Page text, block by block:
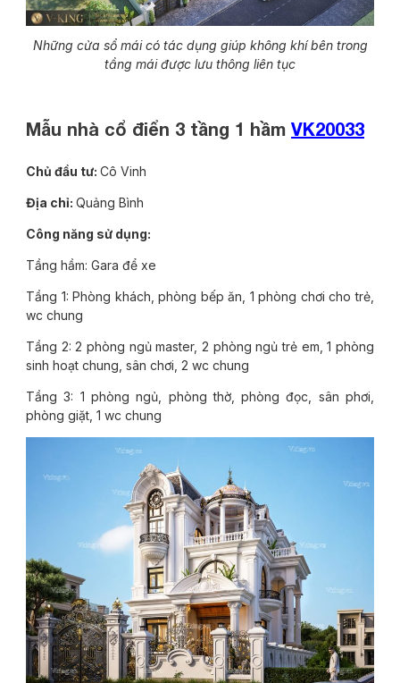
Những cửa sổ mái có tác dụng giúp không khí bên trong
tầng mái được lưu thông liên tục
Mẫu nhà cổ điển 3 tầng 1 hầm VK20033
Chủ đầu tư: Cô Vinh
Địa chỉ: Quảng Bình
Công năng sử dụng:
Tầng hầm: Gara để xe
Tầng 1: Phòng khách, phòng bếp ăn, 1 phòng chơi cho trẻ,
wc chung
Tầng 2: 2 phòng ngủ master, 2 phòng ngủ trẻ em, 1 phòng
sinh hoạt chung, sân chơi, 2 wc chung
Tầng 3: 1 phòng ngủ, phòng thờ, phòng đọc, sân phơi,
phòng giặt, 1 wc chung